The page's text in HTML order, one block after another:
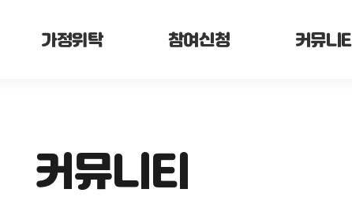
가정위탁 참여신청 커뮤니티
커뮤니티